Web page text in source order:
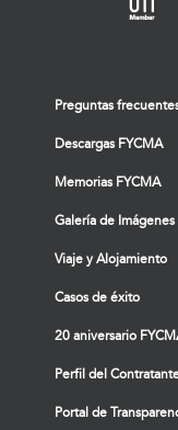
Preguntas
Descargas FYCMA
Memorias FYCMA
Galería de Imágenes
Viaje y Alojamiento
Casos de éxito
20 aniversario
Perfil del
Portal de